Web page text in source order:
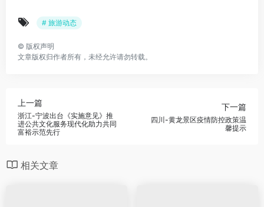
# 旅游动态
© 版权声明
文章版权归作者所有，未经允许请勿转载。
上一篇
浙江-宁波出台《实施意见》推
进公共文化服务现代化助力共同
富裕示范先行
下一篇
四川-黄龙景区疫情防控政策温
馨提示
相关文章